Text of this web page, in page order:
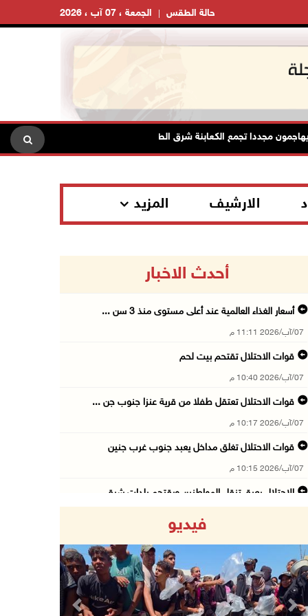
الجمعة ، 07 آب ، 2026 حالة الطقس
تجمع الكعابنة شرق الطيبة برام الله الرئاسة تدين
الارشيف المزيد
أحدث الاخبار
أسعار الغذاء العالمية عند أعلى مستوى منذ 3 سن ...
07/آب/2026 11:11 م
قوات الاحتلال تقتحم بيت لحم
07/آب/2026 10:40 م
قوات الاحتلال تعتقل طفلا من قرية عنزا جنوب جن ...
07/آب/2026 10:17 م
قوات الاحتلال تغلق مداخل يعبد جنوب غرب جنين
07/آب/2026 10:15 م
الاحتلال يعيق تنقل المواطنين ويقتحم بلدات شرق ...
07/آب/2026 08:48 م
نادي الأسير: تجديد أمرَ منع زيارات الأسرى إجر ...
07/آب/2026 08:24 م
فيديو
Previous Next